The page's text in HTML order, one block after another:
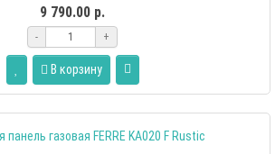
9 790.00 р.
- +
В корзину